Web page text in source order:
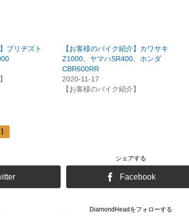
ブリヂズト
【お客様のバイク紹介】カワサキ
Z1000、ヤマハSR400、ホンダ
CBR600RR
2020-11-17
【お客様のバイク紹介】
シェアする
Facebook
DiamondHeadをフォローする